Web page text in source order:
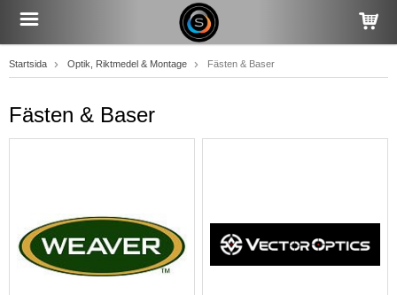
Startsida Optik, Riktmedel & Montage Fästen & Baser
Fästen & Baser